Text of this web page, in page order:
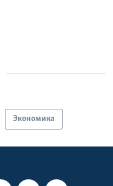
Экономика